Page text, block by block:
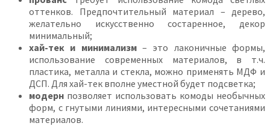
оттенков. Предпочтительный материал – дерево,
желательно искусственно состаренное, декор
минимальный;
хай-тек и минимализм– это лаконичные формы,
использование современных материалов, в т.ч.
пластика, металла и стекла, можно применять МДФ и
ДСП. Для хай-тек вполне уместной будет подсветка;
модерн позволяет использовать комоды необычных
форм, с гнутыми линиями, интересными сочетаниями
материалов.